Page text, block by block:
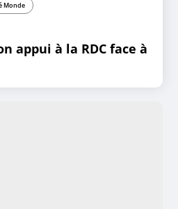
Monde
appui à la RDC face à